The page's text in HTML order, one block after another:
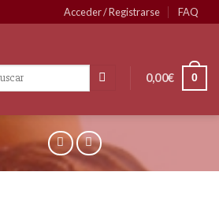
Acceder / Registrarse FAQ
0,00€ 0